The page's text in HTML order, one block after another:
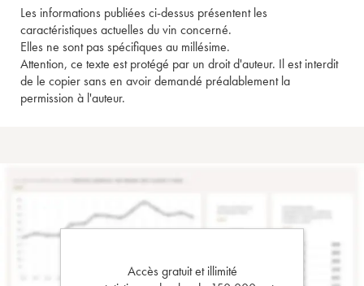
Les informations publiées ci-dessus présentent les
caractéristiques actuelles du vin concerné.
Elles ne sont pas spécifiques au millésime.
Attention, ce texte est protégé par un droit d'auteur. Il est interdit
de le copier sans en avoir demandé préalablement la
permission à l'auteur.
Accès gratuit et illimité